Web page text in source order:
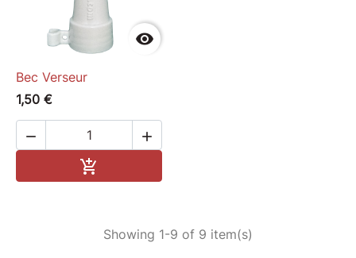

Bec Verseur
1,50 €
 

Showing 1-9 of 9 item(s)